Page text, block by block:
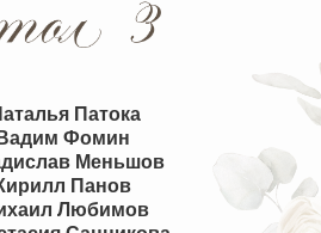
Патока
Фомин
Меньшов
Панов
Любимов